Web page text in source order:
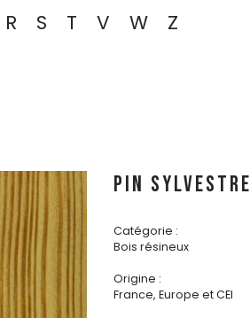
R S T V W Z
PIN SYLVESTRE
Catégorie :
Bois résineux
Origine :
France, Europe et CEI